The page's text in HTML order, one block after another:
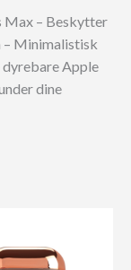
Max – Beskytter
– Minimalistisk
Apple
dine